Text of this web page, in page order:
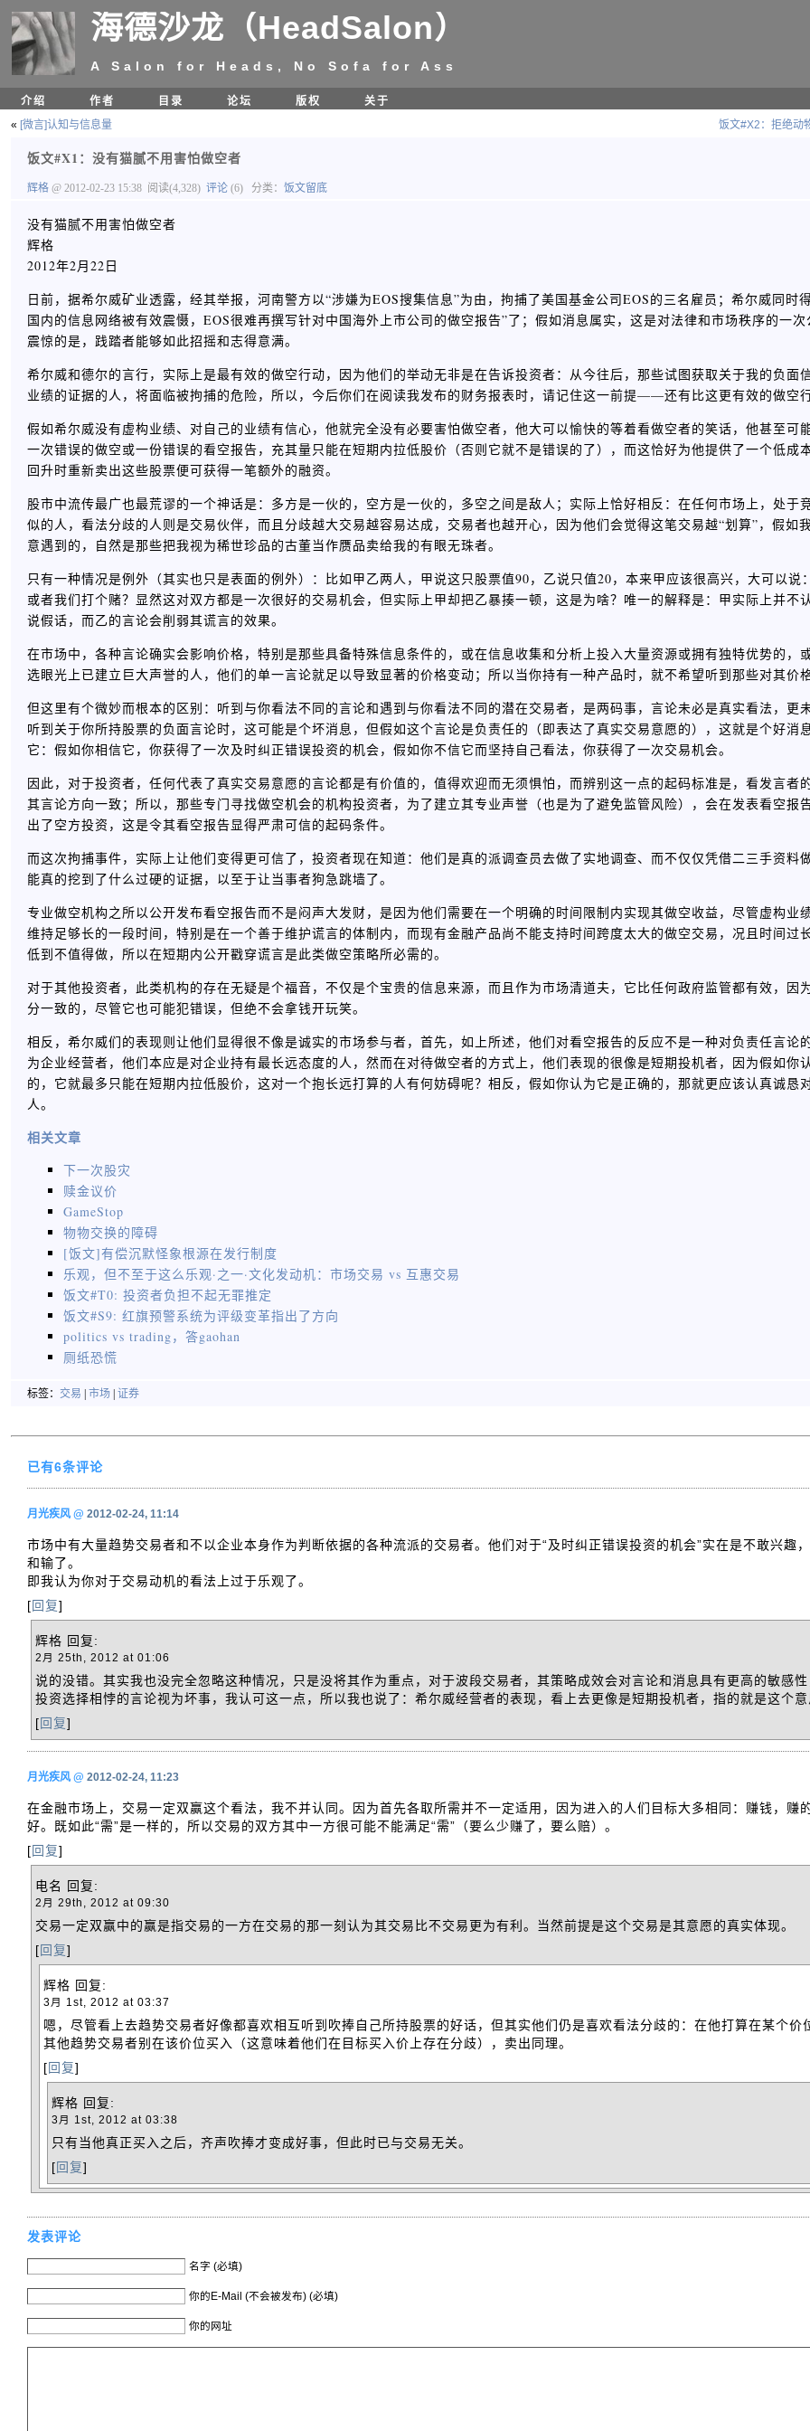
海德沙龙（HeadSalon）
A Salon for Heads, No Sofa for Ass
介绍
作者 目录 论坛 版权 关于
« [微言]认知与信息量 饭文#X2：拒绝动
饭文#X1：没有猫腻不用害怕做空者
辉格 @ 2012-02-23 15:38 阅读(4,328) 评论 (6) 分类： 饭文留底
没有猫腻不用害怕做空者
辉格
2012年2月22日
日前，据希尔威矿业透露，经其举报，河南警方以“涉嫌为EOS搜集信息”为由，拘捕了美国基金公司EOS的三名雇员；希尔威同时
国内的信息网络被有效震慑，EOS很难再撰写针对中国海外上市公司的做空报告”了；假如消息属实，这是对法律和市场秩序的一
震惊的是，践踏者能够如此招摇和志得意满。
希尔威和德尔的言行，实际上是最有效的做空行动，因为他们的举动无非是在告诉投资者：从今往后，那些试图获取关于我的负面
业绩的证据的人，将面临被拘捕的危险，所以，今后你们在阅读我发布的财务报表时，请记住这一前提——还有比这更有效的做空行
假如希尔威没有虚构业绩、对自己的业绩有信心，他就完全没有必要害怕做空者，他大可以愉快的等着看做空者的笑话，他甚至可
一次错误的做空或一份错误的看空报告，充其量只能在短期内拉低股价（否则它就不是错误的了），而这恰好为他提供了一个低成
回升时重新卖出这些股票便可获得一笔额外的融资。
股市中流传最广也最荒谬的一个神话是：多方是一伙的，空方是一伙的，多空之间是敌人；实际上恰好相反：在任何市场上，处于
似的人，看法分歧的人则是交易伙伴，而且分歧越大交易越容易达成，交易者也越开心，因为他们会觉得这笔交易越“划算”，假如
意遇到的，自然是那些把我视为稀世珍品的古董当作赝品卖给我的有眼无珠者。
只有一种情况是例外（其实也只是表面的例外）：比如甲乙两人，甲说这只股票值90，乙说只值20，本来甲应该很高兴，大可以说
或者我们打个赌？显然这对双方都是一次很好的交易机会，但实际上甲却把乙暴揍一顿，这是为啥？唯一的解释是：甲实际上并不
说假话，而乙的言论会削弱其谎言的效果。
在市场中，各种言论确实会影响价格，特别是那些具备特殊信息条件的，或在信息收集和分析上投入大量资源或拥有独特优势的，
选眼光上已建立巨大声誉的人，他们的单一言论就足以导致显著的价格变动；所以当你持有一种产品时，就不希望听到那些对其价
但这里有个微妙而根本的区别：听到与你看法不同的言论和遇到与你看法不同的潜在交易者，是两码事，言论未必是真实看法，更
听到关于你所持股票的负面言论时，这可能是个坏消息，但假如这个言论是负责任的（即表达了真实交易意愿的），这就是个好消
它：假如你相信它，你获得了一次及时纠正错误投资的机会，假如你不信它而坚持自己看法，你获得了一次交易机会。
因此，对于投资者，任何代表了真实交易意愿的言论都是有价值的，值得欢迎而无须惧怕，而辨别这一点的起码标准是，看发言者
其言论方向一致；所以，那些专门寻找做空机会的机构投资者，为了建立其专业声誉（也是为了避免监管风险），会在发表看空报
出了空方投资，这是令其看空报告显得严肃可信的起码条件。
而这次拘捕事件，实际上让他们变得更可信了，投资者现在知道：他们是真的派调查员去做了实地调查、而不仅仅凭借二三手资料
能真的挖到了什么过硬的证据，以至于让当事者狗急跳墙了。
专业做空机构之所以公开发布看空报告而不是闷声大发财，是因为他们需要在一个明确的时间限制内实现其做空收益，尽管虚构业
维持足够长的一段时间，特别是在一个善于维护谎言的体制内，而现有金融产品尚不能支持时间跨度太大的做空交易，况且时间过
低到不值得做，所以在短期内公开戳穿谎言是此类做空策略所必需的。
对于其他投资者，此类机构的存在无疑是个福音，不仅是个宝贵的信息来源，而且作为市场清道夫，它比任何政府监管都有效，因
分一致的，尽管它也可能犯错误，但绝不会拿钱开玩笑。
相反，希尔威们的表现则让他们显得很不像是诚实的市场参与者，首先，如上所述，他们对看空报告的反应不是一种对负责任言论
为企业经营者，他们本应是对企业持有最长远态度的人，然而在对待做空者的方式上，他们表现的很像是短期投机者，因为假如你
的，它就最多只能在短期内拉低股价，这对一个抱长远打算的人有何妨碍呢？相反，假如你认为它是正确的，那就更应该认真诚恳
人。
相关文章
下一次股灾
赎金议价
GameStop
物物交换的障碍
[饭文]有偿沉默怪象根源在发行制度
乐观，但不至于这么乐观·之一·文化发动机：市场交易 vs 互惠交易
饭文#T0: 投资者负担不起无罪推定
饭文#S9: 红旗预警系统为评级变革指出了方向
politics vs trading，答gaohan
厕纸恐慌
标签： 交易 市场 证券
已有6条评论
月光疾风 @ 2012-02-24, 11:14
市场中有大量趋势交易者和不以企业本身作为判断依据的各种流派的交易者。他们对于“及时纠正错误投资的机会”实在是不敢兴趣
和输了。
即我认为你对于交易动机的看法上过于乐观了。
[回复]
辉格 回复:
2月 25th, 2012 at 01:06
说的没错。其实我也没完全忽略这种情况，只是没将其作为重点，对于波段交易者，其策略成效会对言论和消息具有更高的敏感
投资选择相悖的言论视为坏事，我认可这一点，所以我也说了：希尔威经营者的表现，看上去更像是短期投机者，指的就是这个意
[回复]
月光疾风 @ 2012-02-24, 11:23
在金融市场上，交易一定双赢这个看法，我不并认同。因为首先各取所需并不一定适用，因为进入的人们目标大多相同：赚钱，赚
好。既如此“需”是一样的，所以交易的双方其中一方很可能不能满足“需”（要么少赚了，要么赔）。
[回复]
电名 回复:
2月 29th, 2012 at 09:30
交易一定双赢中的赢是指交易的一方在交易的那一刻认为其交易比不交易更为有利。当然前提是这个交易是其意愿的真实体现。
[回复]
辉格 回复:
3月 1st, 2012 at 03:37
嗯，尽管看上去趋势交易者好像都喜欢相互听到吹捧自己所持股票的好话，但其实他们仍是喜欢看法分歧的：在他打算在某个价
其他趋势交易者别在该价位买入（这意味着他们在目标买入价上存在分歧），卖出同理。
[回复]
辉格 回复:
3月 1st, 2012 at 03:38
只有当他真正买入之后，齐声吹捧才变成好事，但此时已与交易无关。
[回复]
发表评论
名字 (必填)
你的E-Mail (不会被发布) (必填)
你的网址